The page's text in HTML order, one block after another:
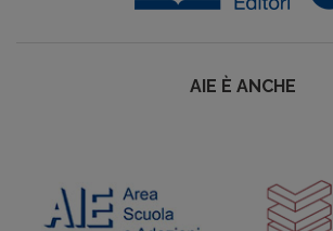
AIE È ANCHE